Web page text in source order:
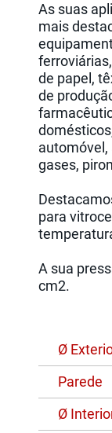
As suas
mais
de papel,
de
gases,
para
A sua
cm2.
Ø
Parede
Ø